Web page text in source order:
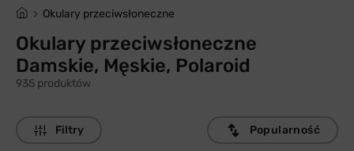
Okulary przeciwsłoneczne
Okulary przeciwsłoneczne
Damskie, Męskie, Polaroid
935 produktów
Filtry Popularność